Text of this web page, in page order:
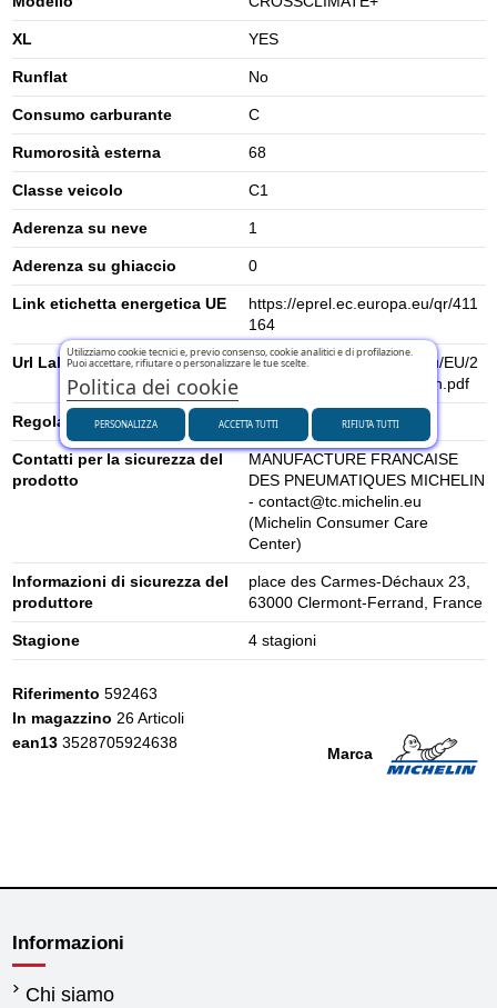
XL YES
Runflat No
Consumo carburante C
Rumorosità esterna 68
Classe veicolo C1
Aderenza su neve 1
Aderenza su ghiaccio 0
Link etichetta energetica UE
https://eprel.ec.europa.eu/qr/411
164
Url Label
https://www.tyrelabelling.eu/EU/2
020-740/en/592463_fcs_en.pdf
Regolamento UE (2020/740) 2020/740
Contatti per la sicurezza del
prodotto
MANUFACTURE FRANCAISE
DES PNEUMATIQUES MICHELIN
- contact@tc.michelin.eu
(Michelin Consumer Care
Center)
Informazioni di sicurezza del
produttore
place des Carmes-Déchaux 23,
63000 Clermont-Ferrand, France
Stagione 4 stagioni
Marca
Riferimento 592463
In magazzino 26 Articoli
ean13 3528705924638
Informazioni
Chi siamo
Utilizziamo cookie tecnici e, previo consenso, cookie analitici e di profilazione.
Puoi accettare, rifiutare o personalizzare le tue scelte.
Politica dei cookie
PERSONALIZZA RIFIUTA TUTTI
ACCETTA TUTTI